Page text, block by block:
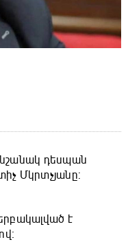
դեսպան
Մկրտչյանը:
է